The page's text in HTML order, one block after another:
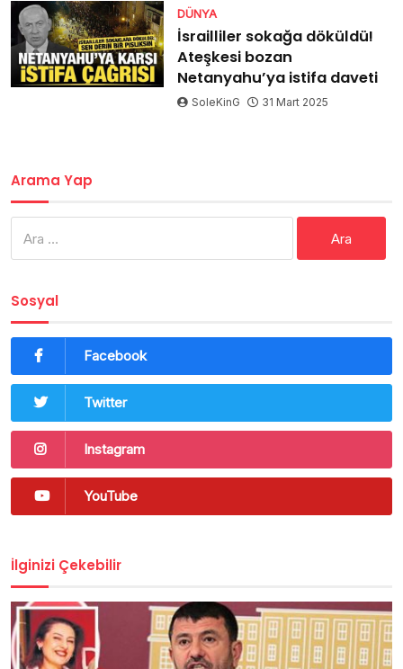
DÜNYA
İsrailliler sokağa döküldü!
Ateşkesi bozan
Netanyahu’ya istifa daveti
SoleKinG 31 Mart 2025
Arama Yap
Sosyal
Facebook
Twitter
Instagram
YouTube
İlginizi Çekebilir